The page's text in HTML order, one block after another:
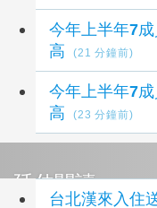
今年上半年7
高
(21 分鐘前)
今年上半年7
高
(23 分鐘前)
延伸閱讀
台北漢來入住